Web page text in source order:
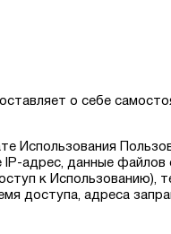
о себе
Использования
IP-адрес, данные
к Использованию),
доступа, адреса